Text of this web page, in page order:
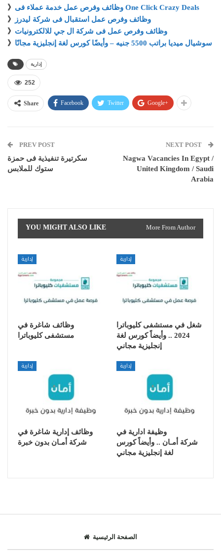
》
وظائف وفرص عمل خدمة عملاء فى One Click Crazy Deals
》
وظائف وفرص عمل استقبال فى شركة ليدرز
》 وظائف وفرص عمل فى شركة ال جي للالكترونيات
》
سوشيال ميديا براتب 5500 جنيه – وأيضًا كورس لغة إنجليزية مجانًا
إدارية
252
Share Facebook Twitter Google+
PREV POST
سكرتيرة تنفيذية فى حمزة
ستوك للملابس
NEXT POST
Nagwa Vacancies In Egypt /
United Kingdom / Saudi
Arabia
YOU MIGHT ALSO LIKE More From Author
إدارية
وظائف شاغرة في
مستشفى كليوباترا
إدارية
شغل في مستشفى كليوباترا
2024 .. وأيضاً كورس لغة
إنجليزية مجاني
إدارية
وظائف إدارية شاغرة في
شركة أمـان بدون خبرة
إدارية
وظيفة ادارية في
شركة أمـان .. وأيضاً كورس
لغة إنجليزية مجاني
الصفحة الرئيسية